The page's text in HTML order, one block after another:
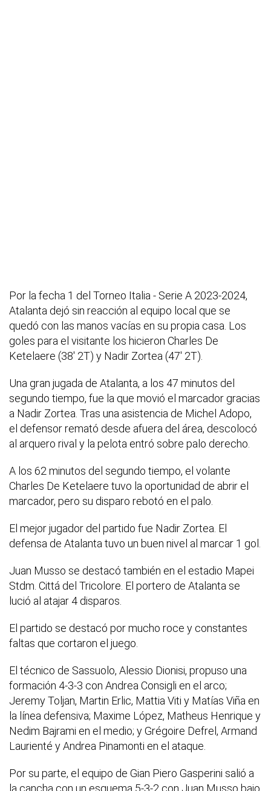
Por la fecha 1 del Torneo Italia - Serie A 2023-2024,
Atalanta dejó sin reacción al equipo local que se
quedó con las manos vacías en su propia casa. Los
goles para el visitante los hicieron Charles De
Ketelaere (38' 2T) y Nadir Zortea (47' 2T).
Una gran jugada de Atalanta, a los 47 minutos del
segundo tiempo, fue la que movió el marcador gracias
a Nadir Zortea. Tras una asistencia de Michel Adopo,
el defensor remató desde afuera del área, descolocó
al arquero rival y la pelota entró sobre palo derecho.
A los 62 minutos del segundo tiempo, el volante
Charles De Ketelaere tuvo la oportunidad de abrir el
marcador, pero su disparo rebotó en el palo.
El mejor jugador del partido fue Nadir Zortea. El
defensa de Atalanta tuvo un buen nivel al marcar 1 gol.
Juan Musso se destacó también en el estadio Mapei
Stdm. Cittá del Tricolore. El portero de Atalanta se
lució al atajar 4 disparos.
El partido se destacó por mucho roce y constantes
faltas que cortaron el juego.
El técnico de Sassuolo, Alessio Dionisi, propuso una
formación 4-3-3 con Andrea Consigli en el arco;
Jeremy Toljan, Martin Erlic, Mattia Viti y Matías Viña en
la línea defensiva; Maxime López, Matheus Henrique y
Nedim Bajrami en el medio; y Grégoire Defrel, Armand
Laurienté y Andrea Pinamonti en el ataque.
Por su parte, el equipo de Gian Piero Gasperini salió a
la cancha con un esquema 5-3-2 con Juan Musso bajo